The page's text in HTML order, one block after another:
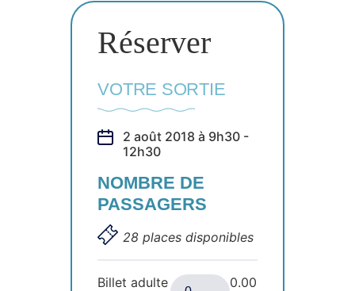
Réserver
VOTRE SORTIE
2 août 2018 à 9h30 -
12h30
NOMBRE DE
PASSAGERS
28 places disponibles
Billet adulte
0.00